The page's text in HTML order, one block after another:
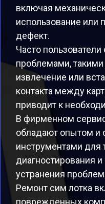
включая
использование или
дефект.
Часто пользователи
проблемами, такими
извлечение или
контакта между
приводит к
В фирменном
обладают опытом и
инструментами для
диагностирования
устранения
Ремонт сим лотка
поврежденных